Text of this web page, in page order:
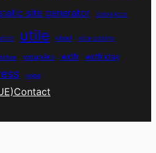
site generator steve jobs
utile vhost vibe coding
wdapéro wdfr wdfriday
yoga
Contact